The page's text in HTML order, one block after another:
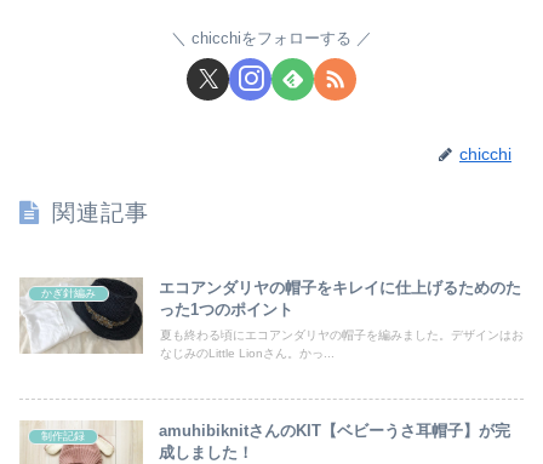
chicchiをフォローする
chicchi
関連記事
かぎ針編み
エコアンダリヤの帽子をキレイに仕上げるためのた
った1つのポイント
夏も終わる頃にエコアンダリヤの帽子を編みました。デザインはお
なじみのLittle Lionさん。かっ...
制作記録
amuhibiknitさんのKIT【ベビーうさ耳帽子】が完
成しました！